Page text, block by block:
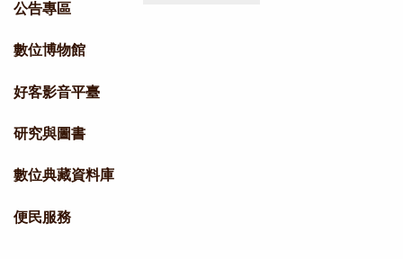
公告專區
數位博物館
好客影音平臺
研究與圖書
數位典藏資料庫
便民服務